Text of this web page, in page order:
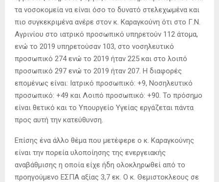
τα νοσοκομεία να είναι όσο το δυνατό στελεχωμένα και
πιο συγκεκριμένα ανέρε στον κ. Καραγκούνη ότι στο Γ.Ν.
Αγρινίου στο ιατρικό προσωπικό υπηρετούν 112 άτομα,
ενώ το 2019 υπηρετούσαν 103, στο νοσηλευτικό
προσωπικό 274 ενώ το 2019 ήταν 225 και στο λοιπό
προσωπικό 297 ενώ το 2019 ήταν 207. Η διαφορές
επομένως είναι: Ιατρικό προσωπικό: +9, Νοσηλευτικό
προσωπικό: +49 και Λοιπό προσωπικό: +90. Το πρόσημο
είναι θετικό και το Υπουργείο Υγείας εργάζεται πάντα
προς αυτή την κατεύθυνση.
Επίσης ένα άλλο θέμα που μετέφερε ο κ. Καραγκούνης
είναι την πορεία υλοποίησης της ενεργειακής
αναβάθμισης η οποία είχε ήδη ολοκληρωθεί από το
προηγούμενο ΕΣΠΑ αξίας 3,7 εκ. Ο κ. Θεμιστοκλεους σε